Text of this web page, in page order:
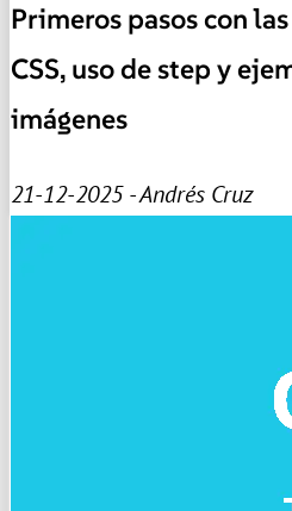
Primeros pasos con
CSS, uso de step y
imágenes
21-12-2025 - Andrés Cruz